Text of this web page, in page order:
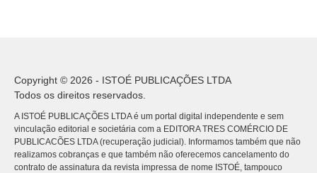
Copyright © 2026 - ISTOÉ PUBLICAÇÕES LTDA
Todos os direitos reservados.
A ISTOÉ PUBLICAÇÕES LTDA é um portal digital independente e sem
vinculação editorial e societária com a EDITORA TRES COMÉRCIO DE
PUBLICACÕES LTDA (recuperação judicial). Informamos também que não
realizamos cobranças e que também não oferecemos cancelamento do
contrato de assinatura da revista impressa de nome ISTOÉ, tampouco